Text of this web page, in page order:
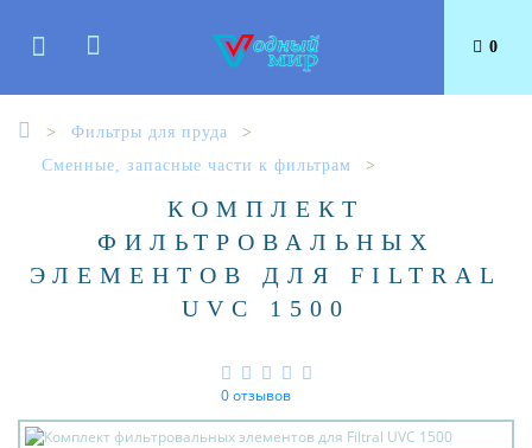
0
Фильтры для пруда
Сменные, запасные части к фильтрам
КОМПЛЕКТ
ФИЛЬТРОВАЛЬНЫХ
ЭЛЕМЕНТОВ ДЛЯ FILTRAL
UVC 1500
0 отзывов